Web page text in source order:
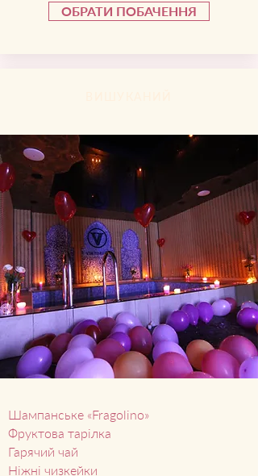
ОБРАТИ ПОБАЧЕННЯ
Шампанське «Fragolino»
Фруктова тарілка
Гарячий чай
Ніжні чизкейки